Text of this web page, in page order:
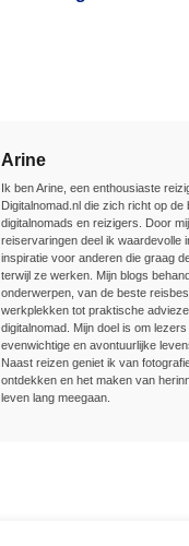
Arine
Ik ben Arine, een enthousiaste
Digitalnomad.nl die zich richt op de
digitalnomads en reizigers. Door
reiservaringen deel ik waardevolle
inspiratie voor anderen die graag
terwijl ze werken. Mijn blogs
onderwerpen, van de beste
werkplekken tot praktische
digitalnomad. Mijn doel is om
evenwichtige en avontuurlijke
Naast reizen geniet ik van
ontdekken en het maken van
leven lang meegaan.